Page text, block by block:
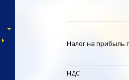
Налог на прибыль
НДС